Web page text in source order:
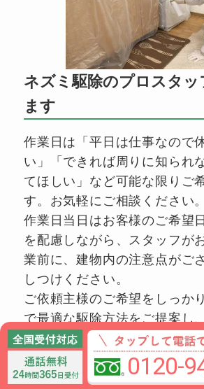
ネズミ駆除のプロスタッ
ます
作業日は「平日は仕事なので
い」「できれば周りに知られ
てほしい」など可能な限りご
す。お気軽にご相談ください。
作業日当日はお客様のご希望
を配慮しながら、スタッフが
業前に、建物内の注意点がご
しつけください。
ご依頼主様のご希望をしっか
で最適な駆除方法をご提案し
サービスのご提供をお約束し
0120-